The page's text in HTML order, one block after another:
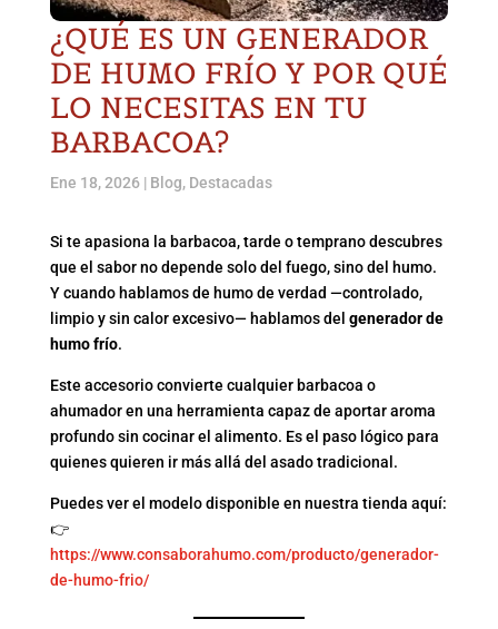
¿QUÉ ES UN GENERADOR
DE HUMO FRÍO Y POR QUÉ
LO NECESITAS EN TU
BARBACOA?
Ene 18, 2026| Blog, Destacadas
Si te apasiona la barbacoa, tarde o temprano descubres
que el sabor no depende solo del fuego, sino del humo.
Y cuando hablamos de humo de verdad —controlado,
limpio y sin calor excesivo— hablamos del generador de
humo frío.
Este accesorio convierte cualquier barbacoa o
ahumador en una herramienta capaz de aportar aroma
profundo sin cocinar el alimento. Es el paso lógico para
quienes quieren ir más allá del asado tradicional.
Puedes ver el modelo disponible en nuestra tienda aquí:
👉
https://www.consaborahumo.com/producto/generador-
de-humo-frio/